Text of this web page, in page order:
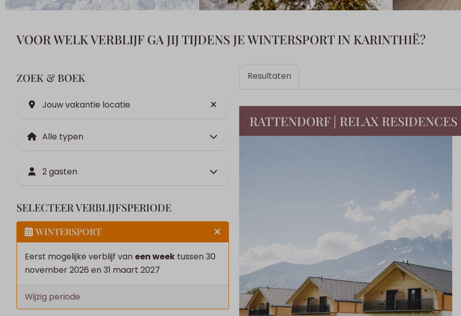
VOOR WELK VERBLIJF GA JIJ TIJDENS JE WINTERSPORT IN KARINTHIË?
ZOEK & BOEK
Jouw vakantie locatie
2 gasten
SELECTEER VERBLIJFSPERIODE
WINTERSPORT
Eerst mogelijke verblijf van een week tussen 30
november 2026 en 31 maart 2027
Wijzig periode
Resultaten
RATTENDORF | RELAX RESIDENCES
❆
❆